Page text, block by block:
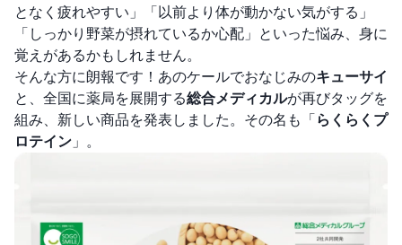
となく疲れやすい」「以前より体が動かない気がする」
「しっかり野菜が摂れているか心配」といった悩み、身に
覚えがあるかもしれません。
そんな方に朗報です！あのケールでおなじみのキューサイ
と、全国に薬局を展開する総合メディカルが再びタッグを
組み、新しい商品を発表しました。その名も「 らくらくプ
ロテイン 」。